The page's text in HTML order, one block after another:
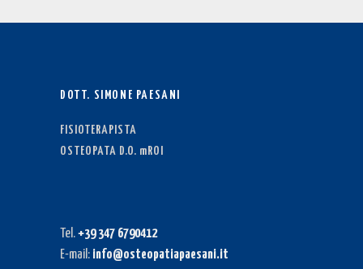
DOTT. SIMONE PAESANI
FISIOTERAPISTA
OSTEOPATA D.O. mROI
Tel.+39 347 6790412
E-mail: info@osteopatiapaesani.it